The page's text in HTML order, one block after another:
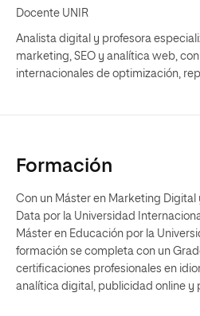
Docente UNIR
Analista digital y profesora
marketing, SEO y analítica web,
internacionales de optimización,
Formación
Con un Máster en Marketing Digital
Data por la Universidad
Máster en Educación por la
formación se completa con un
certificaciones profesionales en
analítica digital, publicidad online y